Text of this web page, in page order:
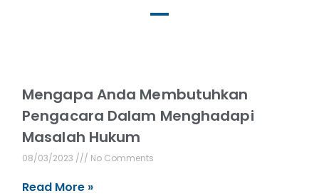
Mengapa Anda Membutuhkan
Pengacara Dalam Menghadapi
Masalah Hukum
08/03/2023 No Comments
Read More »